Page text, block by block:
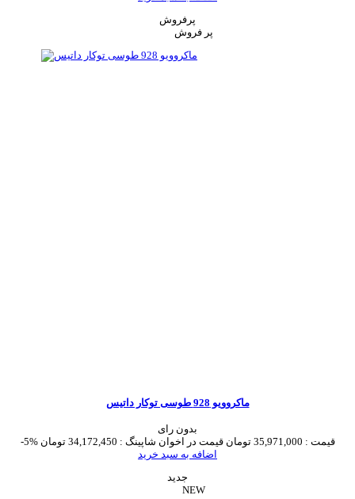
پرفروش
ماکروویو 928 طوسی توکار داتیس
بدون رای
-5%
قیمت : 35,971,000 تومان قیمت در اخوان شاپینگ : 34,172,450 تومان
اضافه به سبد خرید
جدید
NEW